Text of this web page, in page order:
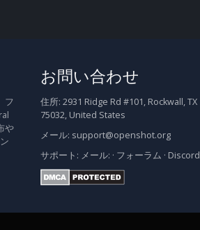
フ
や
お問い合わせ
住所: 2931 Ridge Rd #101, Rockwall, TX
75032, United States
メール: support@openshot.org
サポート: メール: · フォーラム · Discord